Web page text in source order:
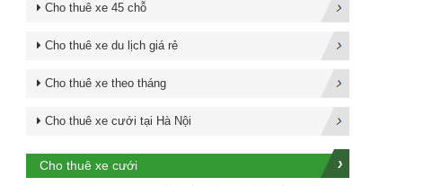
Cho thuê xe 45 chỗ
Cho thuê xe du lịch giá rẻ
Cho thuê xe theo tháng
Cho thuê xe cưới tại Hà Nội
Cho thuê xe cưới